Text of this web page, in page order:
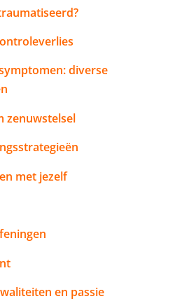
diverse
zenuwstelsel
met jezelf
en passie